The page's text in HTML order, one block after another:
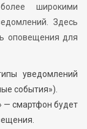
широкими
Здесь
оповещения для
уведомлений
события»).
— смартфон будет